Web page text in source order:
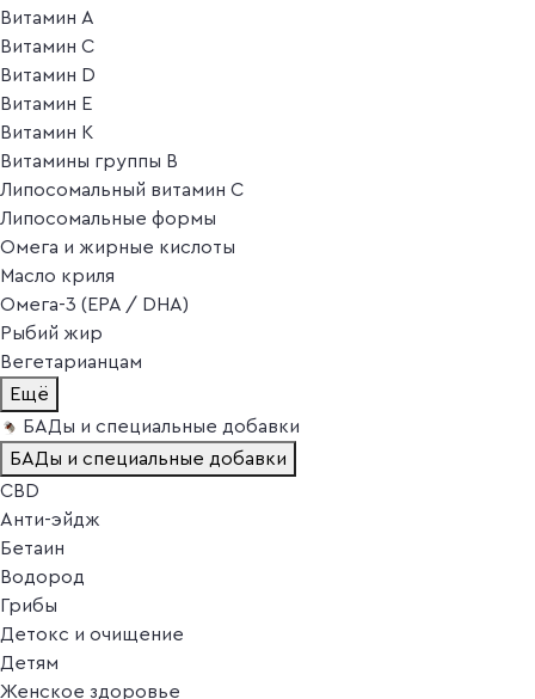
Витамин A
Витамин C
Витамин D
Витамин E
Витамин K
Витамины группы B
Липосомальный витамин C
Липосомальные формы
Омега и жирные кислоты
Масло криля
Омега-3 (EPA / DHA)
Рыбий жир
Вегетарианцам
Ещё
БАДы и специальные добавки
БАДы и специальные добавки
CBD
Анти-эйдж
Бетаин
Водород
Грибы
Детокс и очищение
Детям
Женское здоровье